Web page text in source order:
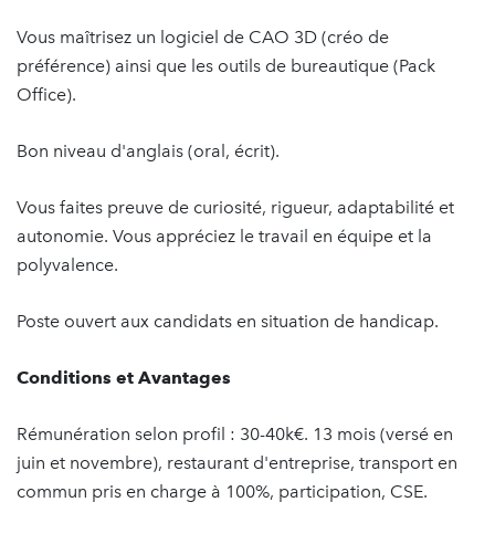
Vous maîtrisez un logiciel de CAO 3D (créo de
préférence) ainsi que les outils de bureautique (Pack
Office).
Bon niveau d'anglais (oral, écrit).
Vous faites preuve de curiosité, rigueur, adaptabilité et
autonomie. Vous appréciez le travail en équipe et la
polyvalence.
Poste ouvert aux candidats en situation de handicap.
Conditions et Avantages
Rémunération selon profil : 30-40k€. 13 mois (versé en
juin et novembre), restaurant d'entreprise, transport en
commun pris en charge à 100%, participation, CSE.